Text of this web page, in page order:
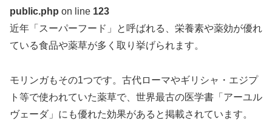
public.php on line 123
近年「スーパーフード」と呼ばれる、栄養素や薬効が優れ
ている食品や薬草が多く取り挙げられます。
モリンガもその1つです。古代ローマやギリシャ・エジプ
ト等で使われていた薬草で、世界最古の医学書「アーユル
ヴェーダ」にも優れた効果があると掲載されています。